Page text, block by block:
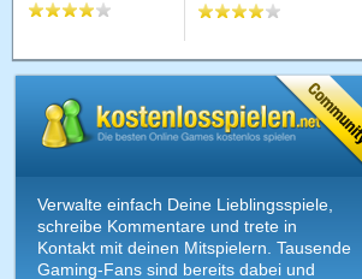
Verwalte einfach Deine Lieblingsspiele,
schreibe Kommentare und trete in
Kontakt mit deinen Mitspielern. Tausende
Gaming-Fans sind bereits dabei und